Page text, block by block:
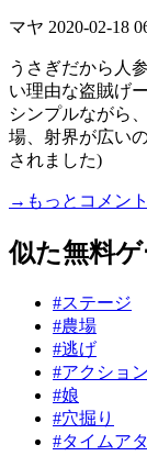
マヤ 2020-02-18
うさぎだから人
い理由な盗賊げ
シンプルながら
場、射界が広い
されました)
→もっとコメン
似た無料ゲ
#ステージ
#農場
#逃げ
#アクション
#娘
#穴掘り
#タイムア